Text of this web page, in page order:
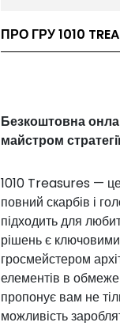
ПРО ГРУ 1010
Безкоштовна
майстром
1010 Treasures —
повний скарбів і
підходить для
рішень є
гросмейстером
елементів в
пропонує вам не
можливість